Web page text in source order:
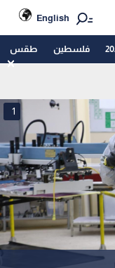
English
فلسطين طقس
1